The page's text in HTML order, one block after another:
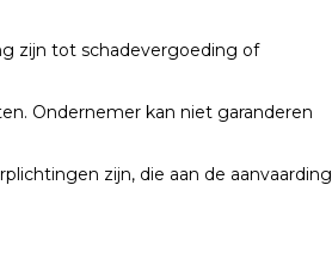
zijn tot schadevergoeding of
Ondernemer kan niet garanderen
zijn, die aan de aanvaarding